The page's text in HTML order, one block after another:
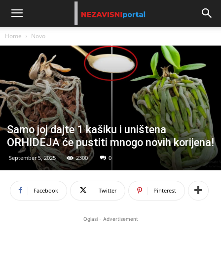
Home Novo
Samo joj dajte 1 kašiku i uništena
ORHIDEJA će pustiti mnogo novih korijena!
September 5, 2025 2300 0
Facebook Twitter Pinterest
Oglasi - Advertisement